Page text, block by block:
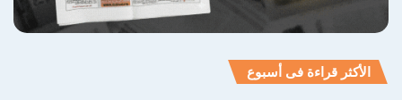
الأكثر قراءة فى أسبوع